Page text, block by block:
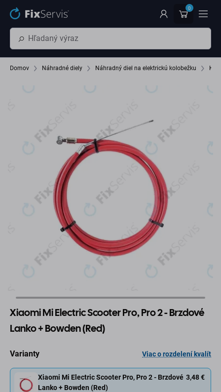
Preskočiť na hlavný obsah 0
Domov Náhradné diely Náhradný diel na elektrickú kolobežku
Xiaomi Mi Electric Scooter Pro, Pro 2 - Brzdové
Lanko + Bowden (Red)
Varianty Viac o rozdelení kvalít
Xiaomi Mi Electric Scooter Pro, Pro 2 - Brzdové
Lanko + Bowden (Red)
3,48 €